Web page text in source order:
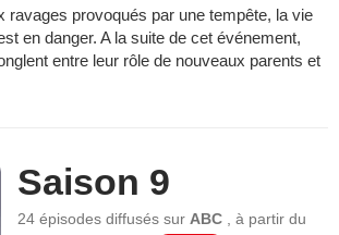
ravages provoqués par une tempête, la vie
en danger. A la suite de cet événement,
entre leur rôle de nouveaux parents et
Saison 9
24 épisodes diffusés sur ABC ,à partir du